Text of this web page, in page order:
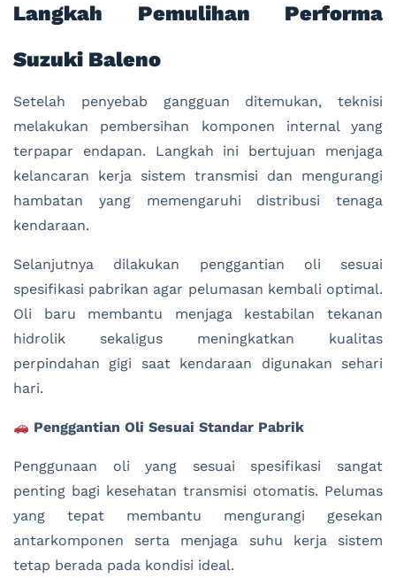
Langkah Pemulihan Performa
Suzuki Baleno
Setelah penyebab gangguan ditemukan, teknisi
melakukan pembersihan komponen internal yang
terpapar endapan. Langkah ini bertujuan menjaga
kelancaran kerja sistem transmisi dan mengurangi
hambatan yang memengaruhi distribusi tenaga
kendaraan.
Selanjutnya dilakukan penggantian oli sesuai
spesifikasi pabrikan agar pelumasan kembali optimal.
Oli baru membantu menjaga kestabilan tekanan
hidrolik sekaligus meningkatkan kualitas
perpindahan gigi saat kendaraan digunakan sehari
hari.
Penggantian Oli Sesuai Standar Pabrik
Penggunaan oli yang sesuai spesifikasi sangat
penting bagi kesehatan transmisi otomatis. Pelumas
yang tepat membantu mengurangi gesekan
antarkomponen serta menjaga suhu kerja sistem
tetap berada pada kondisi ideal.